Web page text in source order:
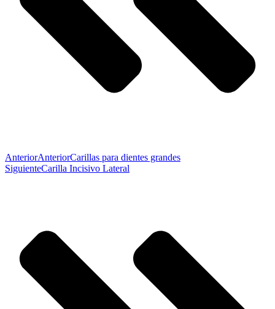
AnteriorAnteriorCarillas para dientes grandes
SiguienteCarilla Incisivo Lateral